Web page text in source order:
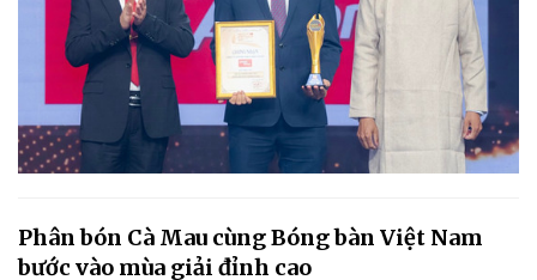
Phân bón Cà Mau cùng Bóng bàn Việt Nam
bước vào mùa giải đỉnh cao